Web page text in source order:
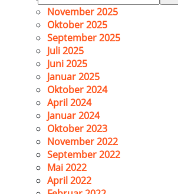
nach:
November 2025
Oktober 2025
September 2025
Juli 2025
Juni 2025
Januar 2025
Oktober 2024
April 2024
Januar 2024
Oktober 2023
November 2022
September 2022
Mai 2022
April 2022